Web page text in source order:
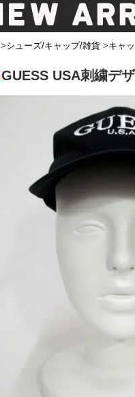
>シューズ/キャップ/雑貨 >キャ
GUESS USA刺繍デ